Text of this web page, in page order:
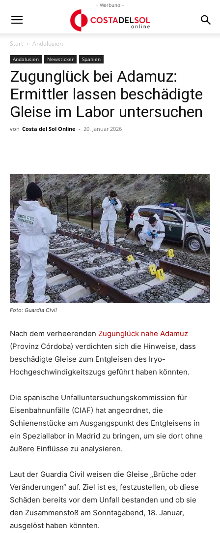
- Werbung -
Start Andalusien
Andalusien Newsticker Spanien
Zugunglück bei Adamuz:
Ermittler lassen beschädigte
Gleise im Labor untersuchen
von Costa del Sol Online - 20. Januar 2026
Foto: Guardia Civil
Nach dem verheerenden Zugunglück nahe Adamuz
(Provinz Córdoba) verdichten sich die Hinweise, dass
beschädigte Gleise zum Entgleisen des Iryo-
Hochgeschwindigkeitszugs geführt haben könnten.
Die spanische Unfalluntersuchungskommission für
Eisenbahnunfälle (CIAF) hat angeordnet, die
Schienenstücke am Ausgangspunkt des Entgleisens in
ein Speziallabor in Madrid zu bringen, um sie dort ohne
äußere Einflüsse zu analysieren.
Laut der Guardia Civil weisen die Gleise „Brüche oder
Veränderungen“ auf. Ziel ist es, festzustellen, ob diese
Schäden bereits vor dem Unfall bestanden und ob sie
den Zusammenstoß am Sonntagabend, 18. Januar,
ausgelöst haben könnten.